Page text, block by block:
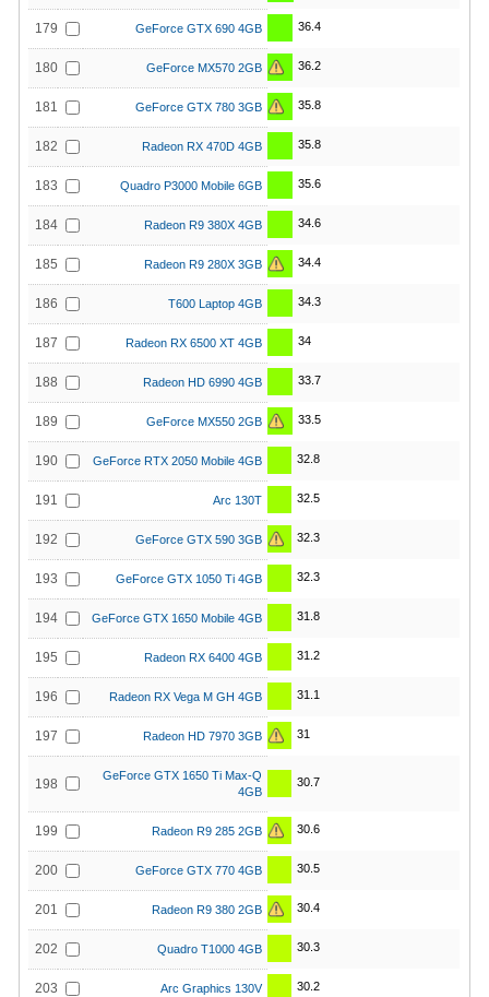
179 GeForce GTX 690 4GB 36.4
180 GeForce MX570 2GB 36.2
181 GeForce GTX 780 3GB 35.8
182 Radeon RX 470D 4GB 35.8
183 Quadro P3000 Mobile 6GB 35.6
184 Radeon R9 380X 4GB 34.6
185 Radeon R9 280X 3GB 34.4
186 T600 Laptop 4GB 34.3
187 Radeon RX 6500 XT 4GB 34
188 Radeon HD 6990 4GB 33.7
189 GeForce MX550 2GB 33.5
190 GeForce RTX 2050 Mobile 4GB 32.8
191 Arc 130T 32.5
192 GeForce GTX 590 3GB 32.3
193 GeForce GTX 1050 Ti 4GB 32.3
194 GeForce GTX 1650 Mobile 4GB 31.8
195 Radeon RX 6400 4GB 31.2
196 Radeon RX Vega M GH 4GB 31.1
197 Radeon HD 7970 3GB 31
198
GeForce GTX 1650 Ti Max-Q
4GB
30.7
199 Radeon R9 285 2GB 30.6
200 GeForce GTX 770 4GB 30.5
201 Radeon R9 380 2GB 30.4
202 Quadro T1000 4GB 30.3
203 Arc Graphics 130V 30.2